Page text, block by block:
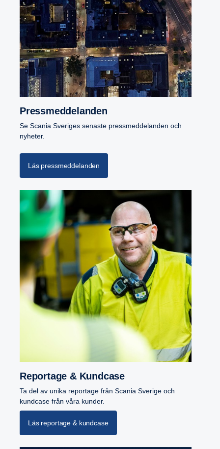
Press­med­de­landen
Se Scania Sveriges senaste pressmeddelanden och
nyheter.
Läs pressmeddelanden
Repor­tage & Kundcase
Ta del av unika reportage från Scania Sverige och
kundcase från våra kunder.
Läs reportage & kundcase